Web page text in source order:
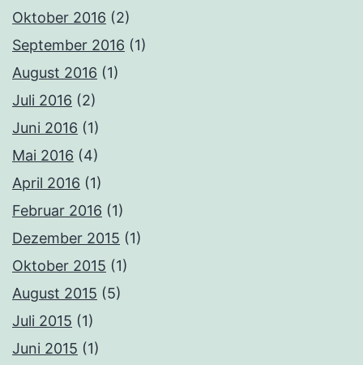
Oktober 2016 (2)
September 2016 (1)
August 2016 (1)
Juli 2016 (2)
Juni 2016 (1)
Mai 2016 (4)
April 2016 (1)
Februar 2016 (1)
Dezember 2015 (1)
Oktober 2015 (1)
August 2015 (5)
Juli 2015 (1)
Juni 2015 (1)